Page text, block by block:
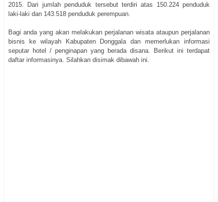
2015. Dari jumlah penduduk tersebut terdiri atas 150.224 penduduk
laki-laki dan 143.518 penduduk perempuan.
Bagi anda yang akan melakukan perjalanan wisata ataupun perjalanan
bisnis ke wilayah Kabupaten Donggala dan memerlukan informasi
seputar hotel / penginapan yang berada disana. Berikut ini terdapat
daftar informasinya. Silahkan disimak dibawah ini.